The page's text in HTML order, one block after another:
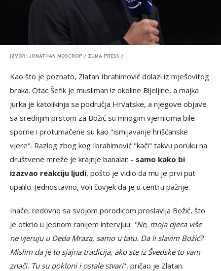
IZVOR: JONATHAN MOSCROP / ZUMA PRESS /
Kao što je poznato, Zlatan Ibrahimović dolazi iz mješovitog
braka. Otac Šefik je musliman iz okoline Bijeljine, a majka
Jurka je katolikinja sa područja Hrvatske, a njegove objave
sa srednjim prstom za Božić su mnogim vjernicima bile
sporne i protumačene su kao "ismijavanje hrišćanske
vjere". Razlog zbog kog Ibrahimović "kači" takvu poruku na
društvene mreže je krajnje banalan - samo kako bi
izazvao reakciju ljudi, pošto je vidio da mu je prvi put
upalilo. Jednostavno, voli čovjek da je u centru pažnje.
Inače, redovno sa svojom porodicom proslavlja Božić, što
je otkrio u jednom ranijem intervjuu: "Ne, moja djeca više
ne vjeruju u Deda Mraza, samo u tatu. Da li slavim Božić?
Mislim da je to sjajna tradicija, ako ste iz Švedske to vam
znači. Tu su pokloni i ostale stvari", pričao je Zlatan.